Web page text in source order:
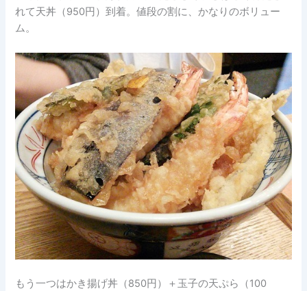
れて天丼（950円）到着。値段の割に、かなりのボリュー
ム。
もう一つはかき揚げ丼（850円）＋玉子の天ぷら（100